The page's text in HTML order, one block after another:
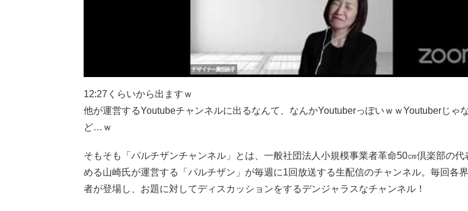
12:27くらいから出ますｗ
他が運営するYoutubeチャンネルに出るなんて、なんかYoutuberっぽいｗｗYoutuberじゃ
ど…ｗ
そもそも「パルチザンチャンネル」とは、一般社団法人小規模事業者革命50㎝倶楽部の代
める山崎氏が運営する「パルチザン」が毎週に1回放送する生配信のチャンネル。毎回各
者が登場し、お題に対してディスカッションをするデンジャラスなチャンネル！